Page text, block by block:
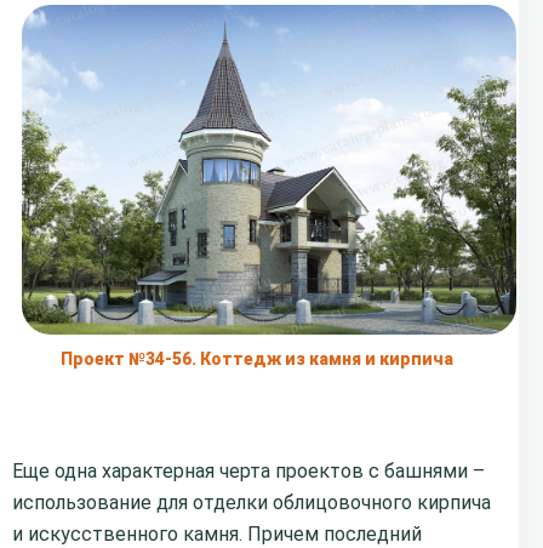
Проект №34-56. Коттедж из камня и кирпича
Еще одна характерная черта проектов с башнями –
использование для отделки облицовочного кирпича
и искусственного камня. Причем последний